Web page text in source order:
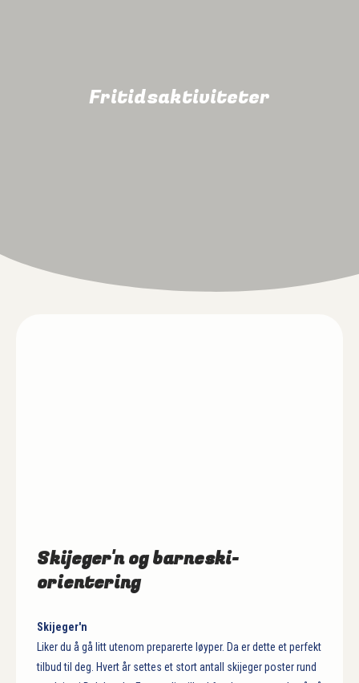
Fritidsaktiviteter
Skijeger'n og barneski-
orientering
Skijeger'n
Liker du å gå litt utenom preparerte løyper. Da er dette et perfekt
tilbud til deg. Hvert år settes et stort antall skijeger poster rund